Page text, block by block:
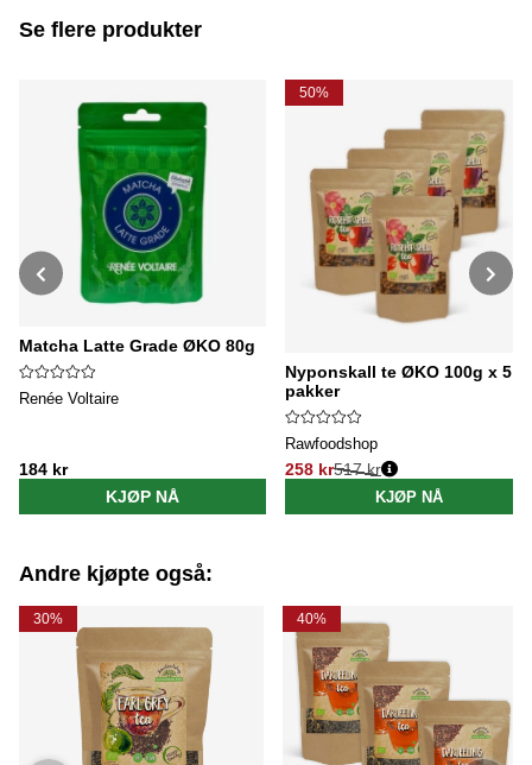
Se flere produkter
Matcha Latte Grade ØKO 80g
Renée Voltaire
184 kr
KJØP NÅ
50%
Nyponskall te ØKO 100g x 5
pakker
Rawfoodshop
258 kr
Vanlig pris:
517 kr
KJØP NÅ
Andre kjøpte også:
30% 40%